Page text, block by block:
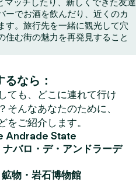
ーでお酒を飲んだり、近くのカ
す。旅行先を一緒に観光して穴
住む街の魅力を再発見すること
なら：
ても、どこに連れて行け
そんなあなたのために、
をご紹介します。
Andrade State
バロ・デ・アンドラーデ
物・岩石博物館